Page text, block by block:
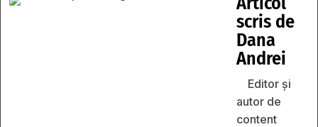
scris de
Dana
Andrei
Editor și
autor de
content